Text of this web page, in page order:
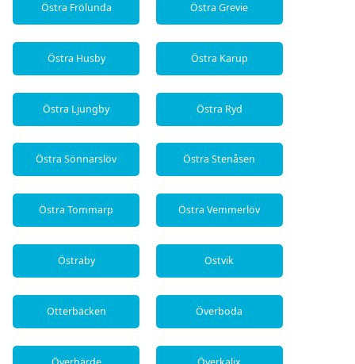
Östra Frölunda Östra Grevie
Östra Husby Östra Karup
Östra Ljungby Östra Ryd
Östra Sönnarslöv Östra Stenåsen
Östra Tommarp Östra Vemmerlöv
Östraby Ostvik
Otterbäcken Överboda